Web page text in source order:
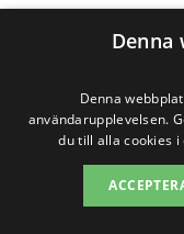
Sök
andra
Denna
Denna
användarupplevelsen.
du till alla cookies